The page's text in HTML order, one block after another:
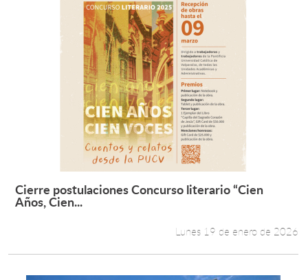
Leer más +
Cierre postulaciones Concurso literario “Cien
Años, Cien...
Lunes 19 de enero de 2026